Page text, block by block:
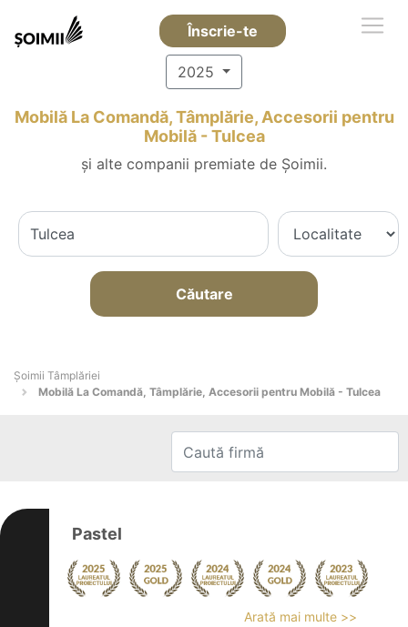
Înscrie-te
2025
Mobilă La Comandă, Tâmplărie, Accesorii pentru
Mobilă - Tulcea
și alte companii premiate de Șoimii.
Căutare
Șoimii Tâmplăriei
Mobilă La Comandă, Tâmplărie, Accesorii pentru Mobilă - Tulcea
Pastel
Arată mai multe >>